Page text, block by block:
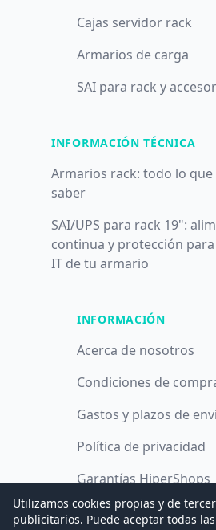
Cajas servidor rack
Armarios de carga
SAI para rack y
INFORMACIÓN TÉCNICA
Armarios rack: todo lo que
saber
SAI/UPS para rack 19":
continua y protección
IT de tu armario
INFORMACIÓN
Acerca de nosotros
Condiciones de
Gastos y plazos de
Política de privacidad
Garantías HiperShops
Política de cookies
Utilizamos cookies propias y de
publicitarios. Puede aceptar todas